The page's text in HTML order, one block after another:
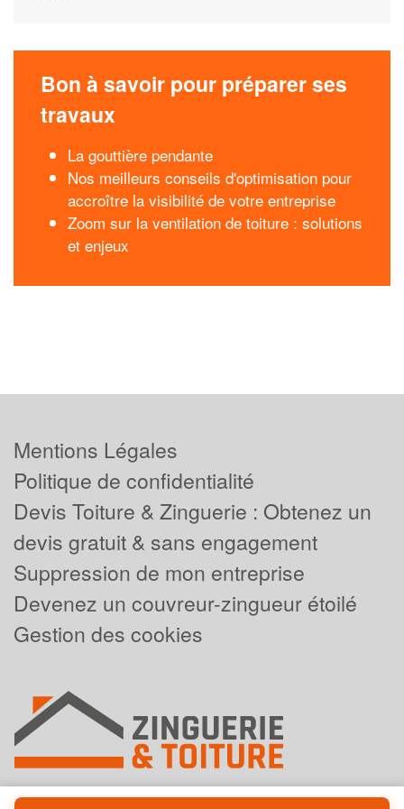
Bon à savoir pour préparer ses
travaux
La gouttière pendante
Nos meilleurs conseils d'optimisation pour
accroître la visibilité de votre entreprise
Zoom sur la ventilation de toiture : solutions
et enjeux
Mentions Légales
Politique de confidentialité
Devis Toiture & Zinguerie : Obtenez un
devis gratuit & sans engagement
Suppression de mon entreprise
Devenez un couvreur-zingueur étoilé
Gestion des cookies